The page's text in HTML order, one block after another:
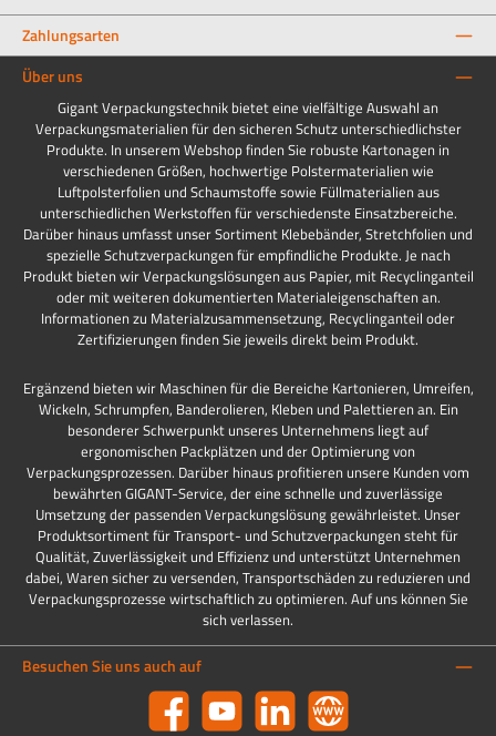
Zahlungsarten
Über uns
Gigant Verpackungstechnik bietet eine vielfältige Auswahl an
Verpackungsmaterialien für den sicheren Schutz unterschiedlichster
Produkte. In unserem Webshop finden Sie robuste Kartonagen in
verschiedenen Größen, hochwertige Polstermaterialien wie
Luftpolsterfolien und Schaumstoffe sowie Füllmaterialien aus
unterschiedlichen Werkstoffen für verschiedenste Einsatzbereiche.
Darüber hinaus umfasst unser Sortiment Klebebänder, Stretchfolien und
spezielle Schutzverpackungen für empfindliche Produkte. Je nach
Produkt bieten wir Verpackungslösungen aus Papier, mit Recyclinganteil
oder mit weiteren dokumentierten Materialeigenschaften an.
Informationen zu Materialzusammensetzung, Recyclinganteil oder
Zertifizierungen finden Sie jeweils direkt beim Produkt.
Ergänzend bieten wir Maschinen für die Bereiche Kartonieren, Umreifen,
Wickeln, Schrumpfen, Banderolieren, Kleben und Palettieren an. Ein
besonderer Schwerpunkt unseres Unternehmens liegt auf
ergonomischen Packplätzen und der Optimierung von
Verpackungsprozessen. Darüber hinaus profitieren unsere Kunden vom
bewährten GIGANT-Service, der eine schnelle und zuverlässige
Umsetzung der passenden Verpackungslösung gewährleistet. Unser
Produktsortiment für Transport- und Schutzverpackungen steht für
Qualität, Zuverlässigkeit und Effizienz und unterstützt Unternehmen
dabei, Waren sicher zu versenden, Transportschäden zu reduzieren und
Verpackungsprozesse wirtschaftlich zu optimieren. Auf uns können Sie
sich verlassen.
Besuchen Sie uns auch auf
Facebook YouTube LinkedIn Website